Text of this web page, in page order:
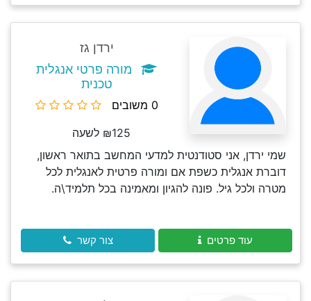
ירדן גז
מורה פרטי אנגלית
טכנית
0 משובים
₪125 לשעה
שמי ירדן, אני סטודנטית למדעי המחשב בתואר ראשון,
דוברת אנגלית כשפת אם ומורה פרטית לאנגלית לכל
מטרה ולכל גיל. פונה להגיון ומאמינה בכל תלמיד\ה.
עוד פרטים צור קשר